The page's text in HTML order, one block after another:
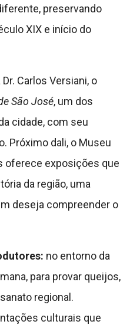
preservando
XIX e início do
Carlos Versiani, o
São José, um dos
cidade, com seu
Próximo dali, o Museu
oferece exposições que
da região, uma
deseja compreender o
no entorno da
para provar queijos,
regional.
culturais que